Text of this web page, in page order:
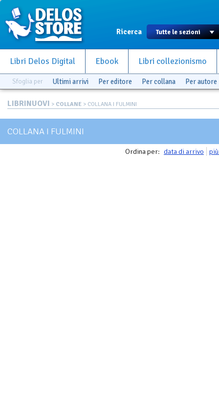
Ricerca
Libri Delos Digital Ebook Libri collezionismo
Sfoglia per Ultimi arrivi Per editore Per collana Per autore
LIBRINUOVI > COLLANE > COLLANA I FULMINI
COLLANA I FULMINI
Ordina per: data di arrivo